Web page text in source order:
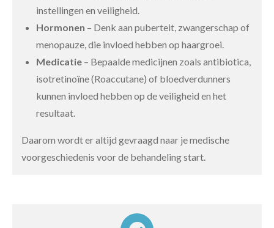
instellingen en veiligheid.
Hormonen – Denk aan puberteit, zwangerschap of
menopauze, die invloed hebben op haargroei.
Medicatie – Bepaalde medicijnen zoals antibiotica,
isotretinoïne (Roaccutane) of bloedverdunners
kunnen invloed hebben op de veiligheid en het
resultaat.
Daarom wordt er altijd gevraagd naar je medische
voorgeschiedenis voor de behandeling start.